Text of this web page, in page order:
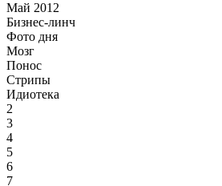
Май 2012
Бизнес-линч
Фото дня
Мозг
Понос
Стрипы
Идиотека
2
3
4
5
6
7